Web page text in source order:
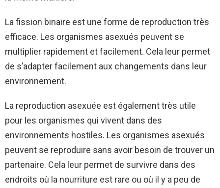
La fission binaire est une forme de reproduction très
efficace. Les organismes asexués peuvent se
multiplier rapidement et facilement. Cela leur permet
de s’adapter facilement aux changements dans leur
environnement.
La reproduction asexuée est également très utile
pour les organismes qui vivent dans des
environnements hostiles. Les organismes asexués
peuvent se reproduire sans avoir besoin de trouver un
partenaire. Cela leur permet de survivre dans des
endroits où la nourriture est rare ou où il y a peu de